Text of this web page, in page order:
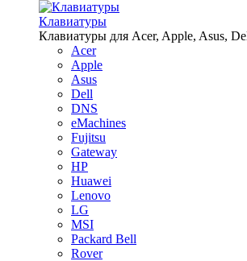
Клавиатуры
Клавиатуры для Acer, Apple, Asus,
Acer
Apple
Asus
Dell
DNS
eMachines
Fujitsu
Gateway
HP
Huawei
Lenovo
LG
MSI
Packard Bell
Rover